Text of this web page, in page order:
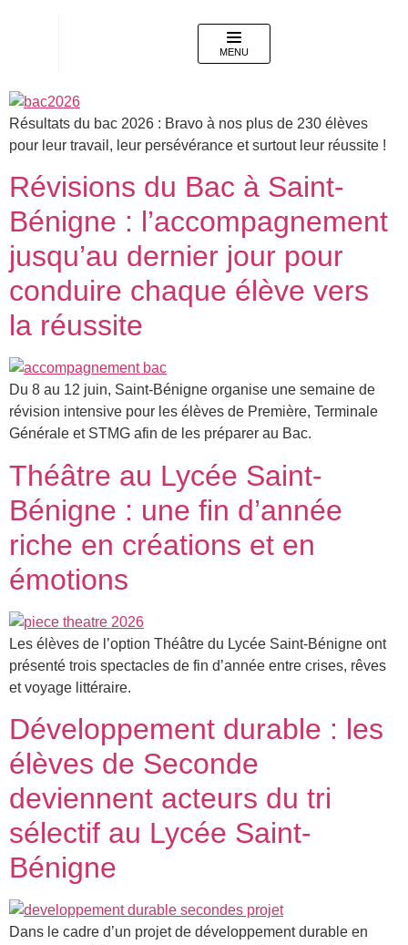
MENU
🎓 Baccalauréat 2026 au
Groupe Saint-Bénigne ! ✨
Résultats du bac 2026 : Bravo à nos plus de 230 élèves
pour leur travail, leur persévérance et surtout leur réussite !
Révisions du Bac à Saint-
Bénigne : l’accompagnement
jusqu’au dernier jour pour
conduire chaque élève vers
la réussite
Du 8 au 12 juin, Saint-Bénigne organise une semaine de
révision intensive pour les élèves de Première, Terminale
Générale et STMG afin de les préparer au Bac.
Théâtre au Lycée Saint-
Bénigne : une fin d’année
riche en créations et en
émotions
Les élèves de l’option Théâtre du Lycée Saint-Bénigne ont
présenté trois spectacles de fin d’année entre crises, rêves
et voyage littéraire.
Développement durable : les
élèves de Seconde
deviennent acteurs du tri
sélectif au Lycée Saint-
Bénigne
Dans le cadre d’un projet de développement durable en